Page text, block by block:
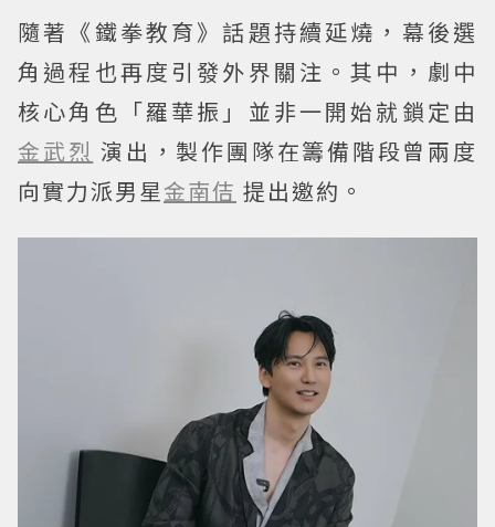
隨著《鐵拳教育》話題持續延燒，幕後選
角過程也再度引發外界關注。其中，劇中
核心角色「羅華振」並非一開始就鎖定由
金武烈 演出，製作團隊在籌備階段曾兩度
向實力派男星金南佶 提出邀約。